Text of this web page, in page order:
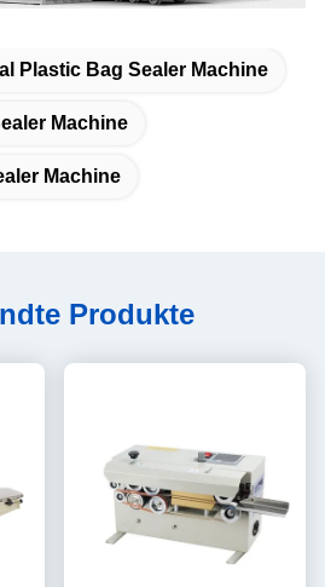
Plastic Bag Sealer Machine
Machine
Machine
Produkte